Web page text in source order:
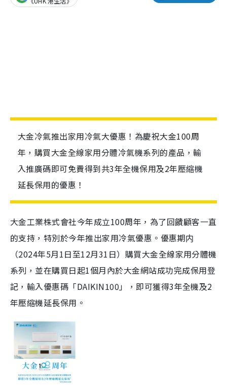
大金冷氣推出家用冷氣大優惠！為慶祝大金100周
年，購買大金全線家用分體冷氣機系列的產品，輸
入推廣碼即可免費得到共3年全機保用及2年壓縮機
延長保用的優惠！
大金工業株式會社今年成立100周年，為了回饋顧客一直
的支持，特別於今年推出家用冷氣優惠。優惠期内
（2024年5月1日至12月31日）購買大金全線家用分體機
系列，並在購買日起1個月內於大金網站成功完成保用登
記，輸入優惠碼「DAIKIN100」，即可獲得3年全機及2
年壓縮機延長保用。